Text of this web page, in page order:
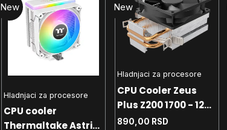
New
Hladnjaci za procesore
CPU cooler
Thermaltake Astria
New
Hladnjaci za procesore
CPU Cooler Zeus
Plus Z200 1700 - 1200
- AM4 - AM5 TDP
890,00 RSD